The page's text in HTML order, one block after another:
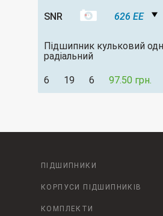
SNR 626 EE
Підшипник кульковий
радіальний
6 19 6 97.50 грн.
ПІДШИПНИКИ
КОРПУСИ ПІДШИПНИКІВ
КОМПЛЕКТИ